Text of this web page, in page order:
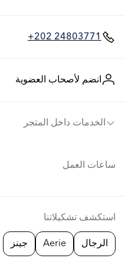
+202 24803771
انضم لأصحاب العضوية
الخدمات داخل المتجر
ساعات العمل
استكشف تشكيلاتنا
الرجال Aerie جينز